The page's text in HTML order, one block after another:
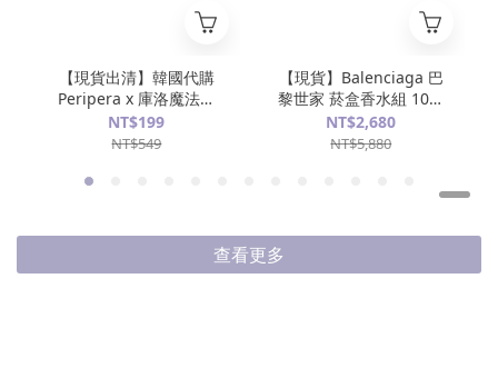
【現貨出清】韓國代購
Peripera x 庫洛魔法使
聯名 化妝品
NT$199
NT$549
【現貨】Balenciaga 巴
黎世家 菸盒香水組 10入
Cortis同款 木質調 淡香
水
NT$2,680
NT$5,880
查看更多